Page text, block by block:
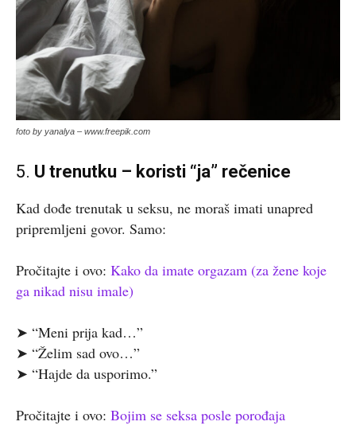
foto by yanalya – www.freepik.com
5. U trenutku – koristi “ja” rečenice
Kad dođe trenutak u seksu, ne moraš imati unapred
pripremljeni govor. Samo:
Pročitajte i ovo: Kako da imate orgazam (za žene koje
ga nikad nisu imale)
➤ “Meni prija kad…”
➤ “Želim sad ovo…”
➤ “Hajde da usporimo.”
Pročitajte i ovo: Bojim se seksa posle porođaja